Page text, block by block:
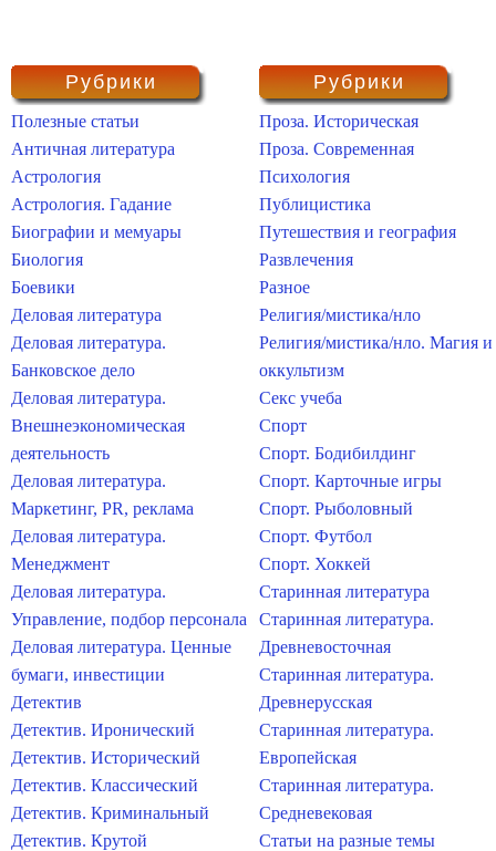
Рубрики
Полезные статьи
Античная литература
Астрология
Астрология. Гадание
Биографии и мемуары
Биология
Боевики
Деловая литература
Деловая литература.
Банковское дело
Деловая литература.
Внешнеэкономическая
деятельность
Деловая литература.
Маркетинг, PR, реклама
Деловая литература.
Менеджмент
Деловая литература.
Управление, подбор персонала
Деловая литература. Ценные
бумаги, инвестиции
Детектив
Детектив. Иронический
Детектив. Исторический
Детектив. Классический
Детектив. Криминальный
Детектив. Крутой
Рубрики
Проза. Историческая
Проза. Современная
Психология
Публицистика
Путешествия и география
Развлечения
Разное
Религия/мистика/нло
Религия/мистика/нло. Магия и
оккультизм
Секс учеба
Спорт
Спорт. Бодибилдинг
Спорт. Карточные игры
Спорт. Рыболовный
Спорт. Футбол
Спорт. Хоккей
Старинная литература
Старинная литература.
Древневосточная
Старинная литература.
Древнерусская
Старинная литература.
Европейская
Старинная литература.
Средневековая
Статьи на разные темы